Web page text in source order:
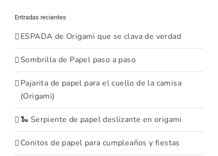
Entradas recientes
ESPADA de Origami que se clava de verdad
Sombrilla de Papel paso a paso
Pajarita de papel para el cuello de la camisa
(Origami)
🐍 Serpiente de papel deslizante en origami
Conitos de papel para cumpleaños y fiestas